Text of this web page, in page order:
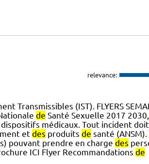
relevance:
Transmissibles (IST). FLYERS
de Santé Sexuelle 2017 2030,
médicaux. Tout incident
et des produits de santé (ANSM).
pouvant prendre en charge des
ICI Flyer Recommandations de